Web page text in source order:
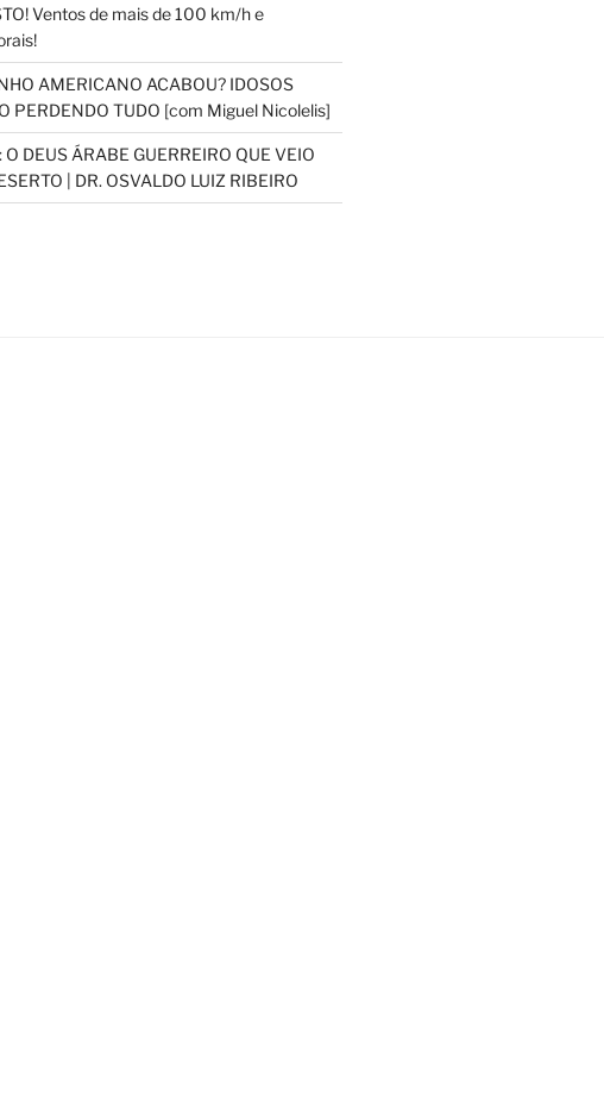
Ventos de mais de 100 km/h e
AMERICANO ACABOU? IDOSOS
PERDENDO TUDO [com Miguel Nicolelis]
O DEUS ÁRABE GUERREIRO QUE VEIO
| DR. OSVALDO LUIZ RIBEIRO